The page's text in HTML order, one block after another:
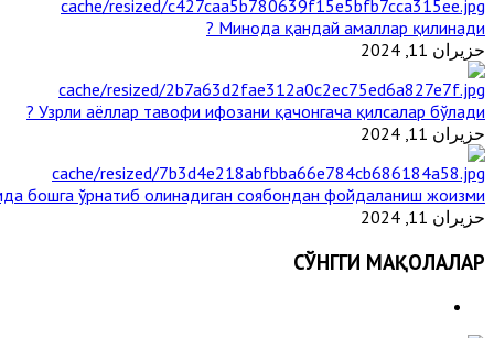
Минода қандай амаллар қилинади ?
حزيران 11, 2024
Узрли аёллар тавофи ифозани қачонгача қилсалар бўлади ?
حزيران 11, 2024
бошга ўрнатиб олинадиган соябондан фойдаланиш жоизми ?
حزيران 11, 2024
СЎНГГИ МАҚОЛАЛАР